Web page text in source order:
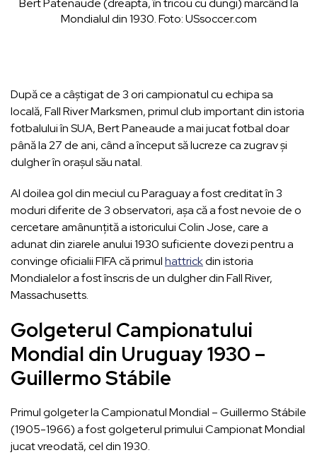
Bert Patenaude (dreapta, în tricou cu dungi) marcând la
Mondialul din 1930. Foto: USsoccer.com
După ce a câștigat de 3 ori campionatul cu echipa sa
locală, Fall River Marksmen, primul club important din istoria
fotbalului în SUA, Bert Paneaude a mai jucat fotbal doar
până la 27 de ani, când a început să lucreze ca zugrav și
dulgher în orașul său natal.
Al doilea gol din meciul cu Paraguay a fost creditat în 3
moduri diferite de 3 observatori, așa că a fost nevoie de o
cercetare amânunțită a istoricului Colin Jose, care a
adunat din ziarele anului 1930 suficiente dovezi pentru a
convinge oficialii FIFA că primulhattrickdin istoria
Mondialelor a fost înscris de un dulgher din Fall River,
Massachusetts.
Golgeterul Campionatului
Mondial din Uruguay 1930 –
Guillermo Stábile
Primul golgeter la Campionatul Mondial – Guillermo Stábile
(1905-1966) a fost golgeterul primului Campionat Mondial
jucat vreodată, cel din 1930.